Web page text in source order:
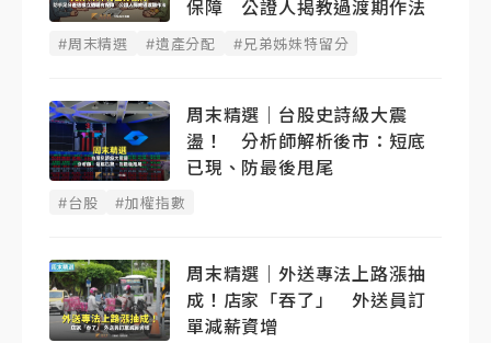
保障 公證人揭教過渡期作法
#周末精選 #遺產分配 #兄弟姊妹特留分
周末精選｜台股史詩級大震
盪！ 分析師解析後市：短底
已現、防最後甩尾
#台股 #加權指數
周末精選｜外送專法上路漲抽
成！店家「吞了」 外送員訂
單減薪資增